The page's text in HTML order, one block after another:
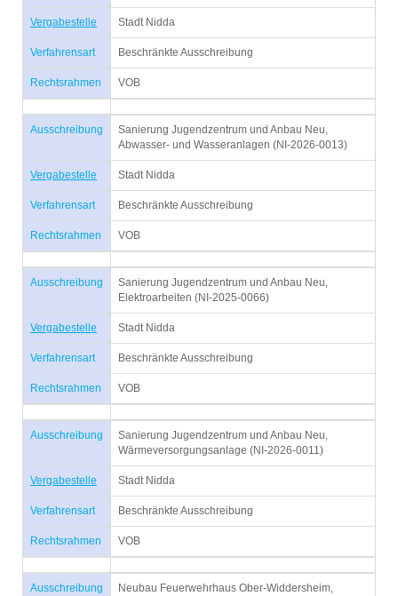
Vergabestelle Stadt Nidda
Verfahrensart Beschränkte Ausschreibung
Rechtsrahmen VOB
Ausschreibung
Sanierung Jugendzentrum und Anbau Neu,
Abwasser- und Wasseranlagen (NI-2026-0013)
Vergabestelle Stadt Nidda
Verfahrensart Beschränkte Ausschreibung
Rechtsrahmen VOB
Ausschreibung
Sanierung Jugendzentrum und Anbau Neu,
Elektroarbeiten (NI-2025-0066)
Vergabestelle Stadt Nidda
Verfahrensart Beschränkte Ausschreibung
Rechtsrahmen VOB
Ausschreibung
Sanierung Jugendzentrum und Anbau Neu,
Wärmeversorgungsanlage (NI-2026-0011)
Vergabestelle Stadt Nidda
Verfahrensart Beschränkte Ausschreibung
Rechtsrahmen VOB
Ausschreibung
Neubau Feuerwehrhaus Ober-Widdersheim,